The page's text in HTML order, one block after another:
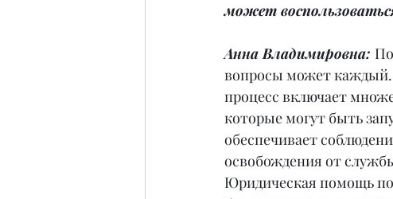
может
Анна Владимировна:
вопросы может каждый.
процесс включает
которые могут быть
обеспечивает
освобождения от
Юридическая помощь